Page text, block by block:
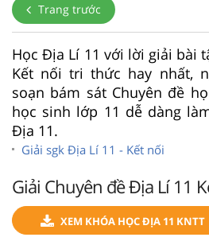
Trang trước
Học Địa Lí 11 với lời giải bài
Kết nối tri thức hay nhất,
soạn bám sát Chuyên đề
học sinh lớp 11 dễ dàng
Địa 11.
Giải sgk Địa Lí 11 - Kết nối
Giải Chuyên đề Địa Lí 11
XEM KHÓA HỌC ĐỊA 11 KNTT